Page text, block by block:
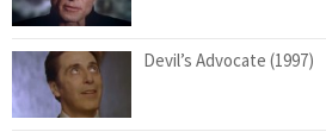
Devil’s Advocate (1997)